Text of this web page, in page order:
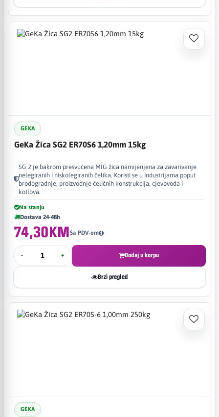
GEKA
GeKa Žica SG2 ER70S6 1,20mm 15kg
SG 2 je bakrom presvučena MIG žica namijenjena za zavarivanje
nelegiranih i niskolegiranih čelika. Koristi se u industrijama poput
brodogradnje, proizvodnje čeličnih konstrukcija, cjevovoda i
kotlova.
Na stanju
Dostava 24-48h
74,30KMSa PDV-om
- + Dodaj u korpu
Brzi pregled
GEKA